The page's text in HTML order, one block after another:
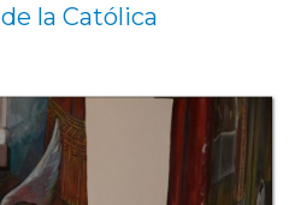
la Católica